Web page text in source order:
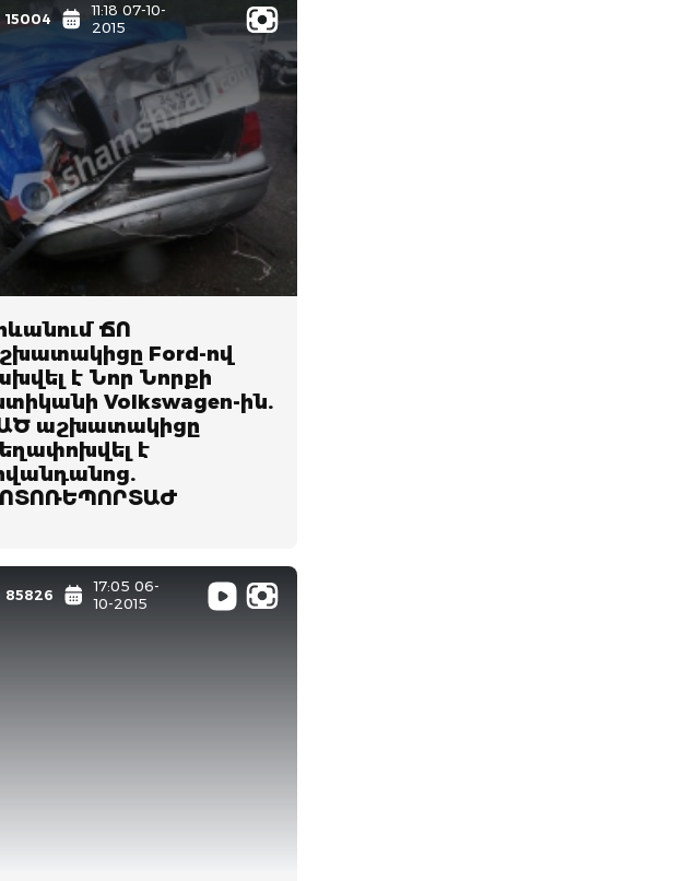
15004
11:18 07-10-
2015
ՃՈ
Ford-ով
է Նոր Նորքի
Volkswagen-ին.
աշխատակիցը
է
85826
17:05 06-
10-2015